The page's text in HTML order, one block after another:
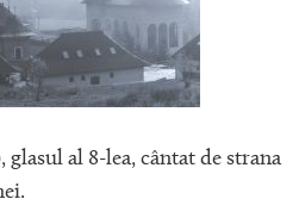
al 8-lea, cântat de strana